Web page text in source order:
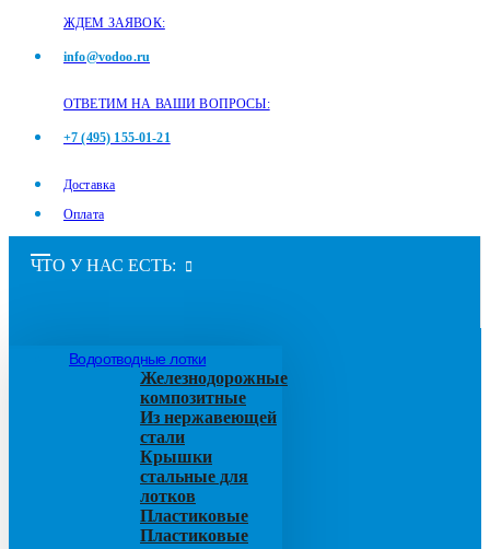
ЖДЕМ ЗАЯВОК:
info@vodoo.ru
ОТВЕТИМ НА ВАШИ ВОПРОСЫ:
+7 (495) 155-01-21
Доставка
Оплата
ЧТО У НАС ЕСТЬ:
Водоотводные лотки
Железнодорожные
композитные
Из нержавеющей
стали
Крышки
стальные для
лотков
Пластиковые
Пластиковые